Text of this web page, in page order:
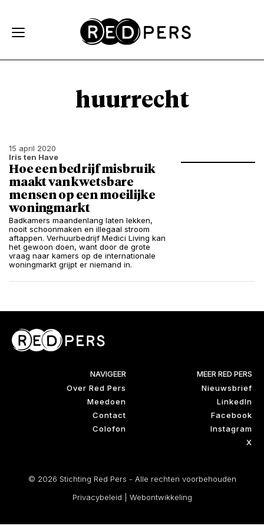
huurrecht
15 april 2020
Iris ten Have
Hoe een bedrijf misbruik
maakt van kwetsbare
mensen op een moeilijke
woningmarkt
Badkamers maandenlang laten lekken,
nooit schoonmaken en illegaal stroom
aftappen. Verhuurbedrijf Medici Living kan
het gewoon doen, want door de grote
vraag naar kamers op de internationale
woningmarkt grijpt er niemand in.
NAVIGEER
Over Red Pers
Meedoen
Contact
Colofon
MEER RED PERS
Nieuwsbrief
LinkedIn
Facebook
Instagram
X
© 2026 Stichting Red Pers - Alle rechten voorbehouden
Privacybeleid
Webontwikkeling